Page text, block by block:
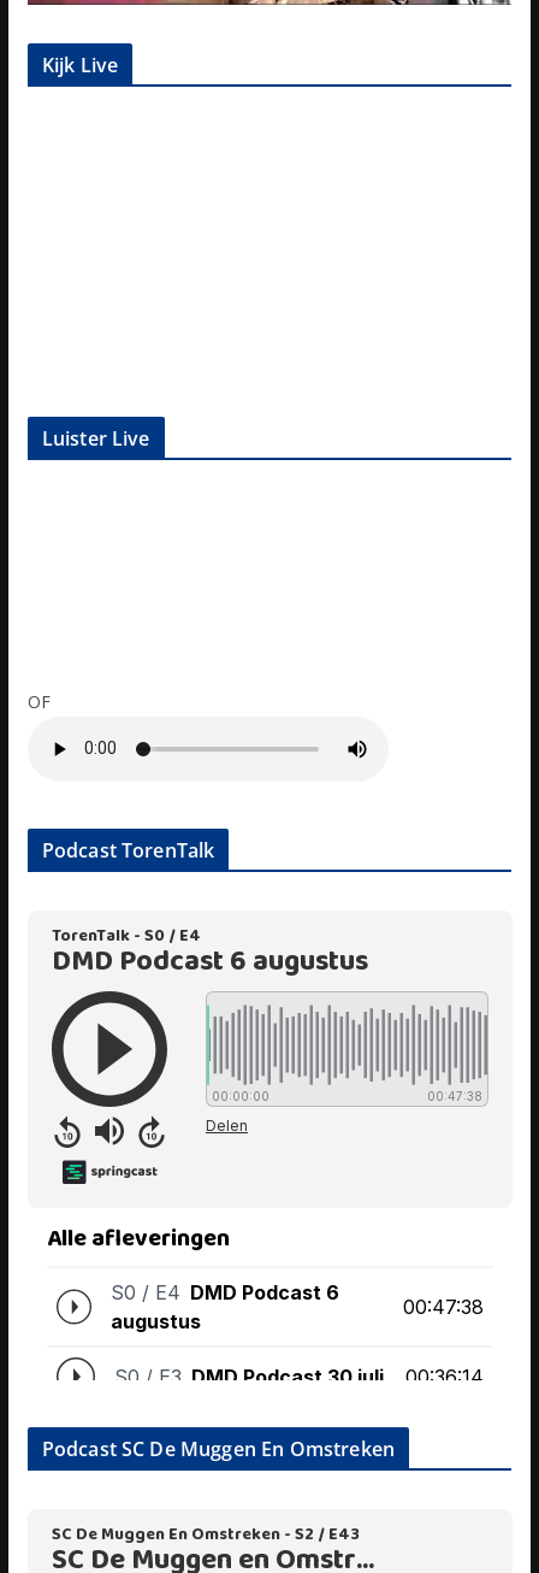
Kijk Live
Luister Live
OF
Podcast TorenTalk
Podcast SC De Muggen En Omstreken